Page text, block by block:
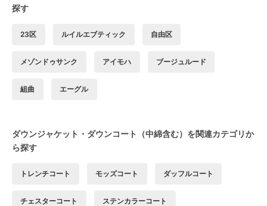
探す
23区 ルイルエブティック 自由区
メゾンドゥサンク アイモハ ブージュルード
組曲 エーグル
ダウンジャケット・ダウンコート（中綿含む）を関連カテゴリか
ら探す
トレンチコート モッズコート ダッフルコート
チェスターコート ステンカラーコート